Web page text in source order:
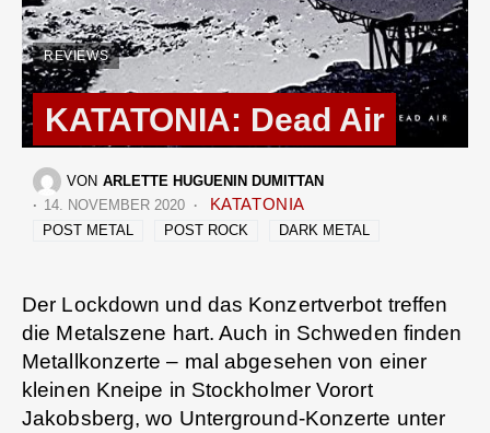
REVIEWS
KATATONIA: Dead Air
VON ARLETTE HUGUENIN DUMITTAN
14. NOVEMBER 2020
KATATONIA
POST METAL POST ROCK DARK METAL
Der Lockdown und das Konzertverbot treffen
die Metalszene hart. Auch in Schweden finden
Metallkonzerte – mal abgesehen von einer
kleinen Kneipe in Stockholmer Vorort
Jakobsberg, wo Unterground-Konzerte unter